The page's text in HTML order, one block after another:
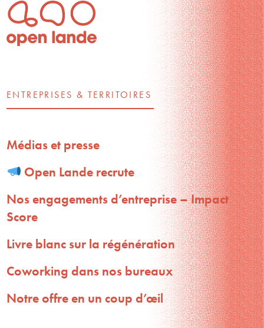
ENTREPRISES & TERRITOIRES
Médias et presse
Open Lande recrute
Nos engagements d’entreprise – Impact
Score
Livre blanc sur la régénération
Coworking dans nos bureaux
Notre offre en un coup d’œil